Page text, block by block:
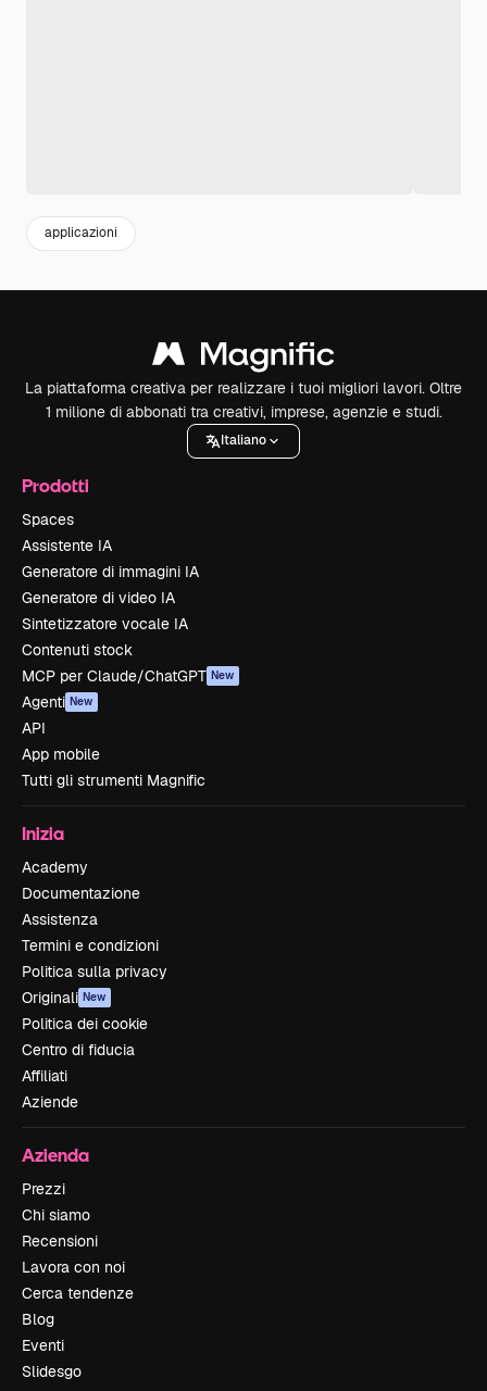
applicazioni
La piattaforma creativa per realizzare i tuoi migliori lavori. Oltre
1 milione di abbonati tra creativi, imprese, agenzie e studi.
Italiano
Prodotti
Spaces
Assistente IA
Generatore di immagini IA
Generatore di video IA
Sintetizzatore vocale IA
Contenuti stock
MCP per Claude/ChatGPT New
Agenti New
API
App mobile
Tutti gli strumenti Magnific
Inizia
Academy
Documentazione
Assistenza
Termini e condizioni
Politica sulla privacy
Originali New
Politica dei cookie
Centro di fiducia
Affiliati
Aziende
Azienda
Prezzi
Chi siamo
Recensioni
Lavora con noi
Cerca tendenze
Blog
Eventi
Slidesgo